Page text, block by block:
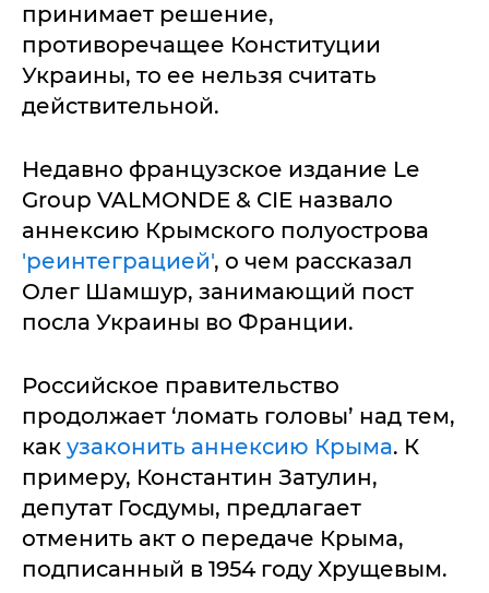
принимает решение,
противоречащее Конституции
Украины, то ее нельзя считать
действительной.
Недавно французское издание Le
Group VALMONDE & CIE назвало
аннексию Крымского полуострова
'реинтеграцией', о чем рассказал
Олег Шамшур, занимающий пост
посла Украины во Франции.
Российское правительство
продолжает ‘ломать головы’ над тем,
как узаконить аннексию Крыма. К
примеру, Константин Затулин,
депутат Госдумы, предлагает
отменить акт о передаче Крыма,
подписанный в 1954 году Хрущевым.